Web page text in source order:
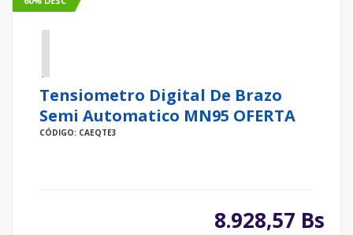
Tensiometro Digital De Brazo
Semi Automatico MN95 OFERTA
CÓDIGO: CAEQTE3
8.928,57 Bs